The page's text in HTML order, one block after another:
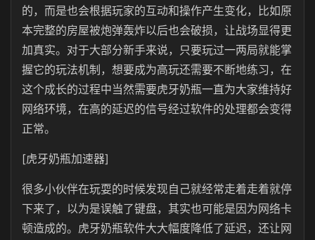
的，而是也会根据玩家的互动和操作产生变化，比如原
本完整的房屋被炮弹轰炸以后也会破损，让战场显得更
加真实。对于大部分新手来说，只要玩过一两局就能掌
握它的玩法机制，想要成为高玩还需要不断地练习，在
这个成长的过程中当然需要虎牙奶瓶一直为大家维持好
网络环境，在高的延迟的信号经过软件的处理都会变得
正常。
[虎牙奶瓶加速器]
很多小伙伴在玩耍的时候发现自己就经常走着走着就停
下来了，以为是误触了键盘，其实也可能是因为网络卡
顿造成的。虎牙奶瓶软件大大幅度降低了延迟，还让网